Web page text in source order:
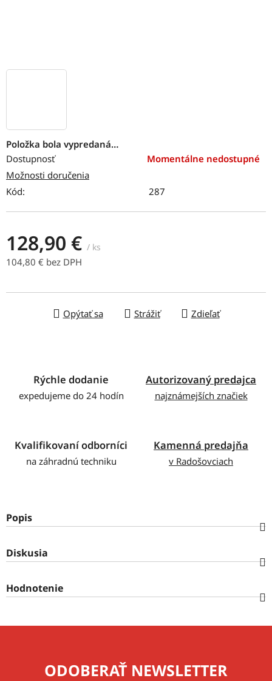
Položka bola vypredaná…
Dostupnosť
Momentálne nedostupné
Možnosti doručenia
Kód:
287
128,90 € / ks
104,80 € bez DPH
Opýtať sa Strážiť Zdieľať
Rýchle dodanie
expedujeme do 24 hodín
Autorizovaný predajca
najznámejších značiek
Kvalifikovaní odborníci
na záhradnú techniku
Kamenná predajňa
v Radošovciach
Popis
Diskusia
Hodnotenie
ODOBERAŤ NEWSLETTER